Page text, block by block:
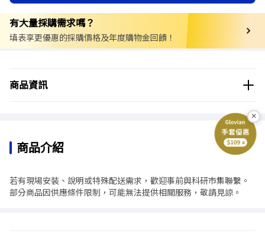
有大量採購需求嗎？
填表享更優惠的採購價格及年度購物金回饋！
商品資訊
商品分類
商品介紹
若有現場安裝、說明或特殊配送需求，歡迎事前與科研市集聯繫。
部分商品因供應條件限制，可能無法提供相關服務，敬請見諒。
×